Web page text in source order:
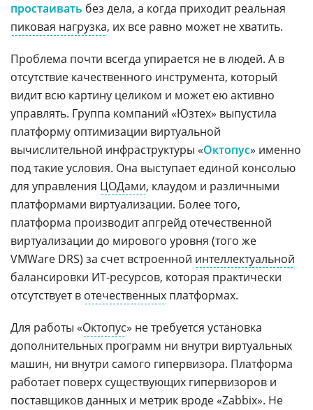
простаивать без дела, а когда приходит реальная
пиковая нагрузка, их все равно может не хватить.
Проблема почти всегда упирается не в людей. А в
отсутствие качественного инструмента, который
видит всю картину целиком и может ею активно
управлять. Группа компаний «Юзтех» выпустила
платформу оптимизации виртуальной
вычислительной инфраструктуры «Октопус» именно
под такие условия. Она выступает единой консолью
для управления ЦОДами, клаудом и различными
платформами виртуализации. Более того,
платформа производит апгрейд отечественной
виртуализации до мирового уровня (того же
VMWare DRS) за счет встроенной интеллектуальной
балансировки ИТ-ресурсов, которая практически
отсутствует в отечественных платформах.
Для работы «Октопус» не требуется установка
дополнительных программ ни внутри виртуальных
машин, ни внутри самого гипервизора. Платформа
работает поверх существующих гипервизоров и
поставщиков данных и метрик вроде «Zabbix». Не